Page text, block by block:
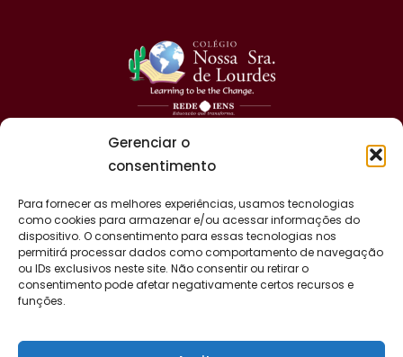
Gerenciar o
consentimento
Para fornecer as melhores experiências, usamos tecnologias
como cookies para armazenar e/ou acessar informações do
dispositivo. O consentimento para essas tecnologias nos
permitirá processar dados como comportamento de navegação
ou IDs exclusivos neste site. Não consentir ou retirar o
consentimento pode afetar negativamente certos recursos e
funções.
CNSL - Colégio Nossa Senhora de Lourdes